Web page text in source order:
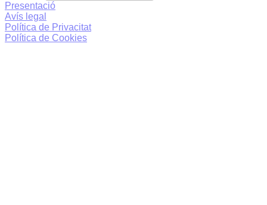
Presentació
Avís legal
Política de Privacitat
Política de Cookies